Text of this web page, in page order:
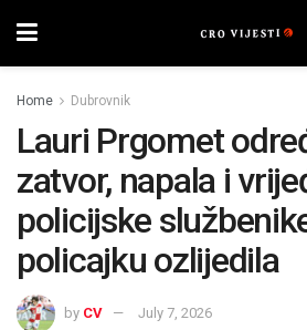
Home Dubrovnik
Lauri Prgomet
zatvor, napala i
policijske
policajku ozlijedila
by CV July 7, 2026